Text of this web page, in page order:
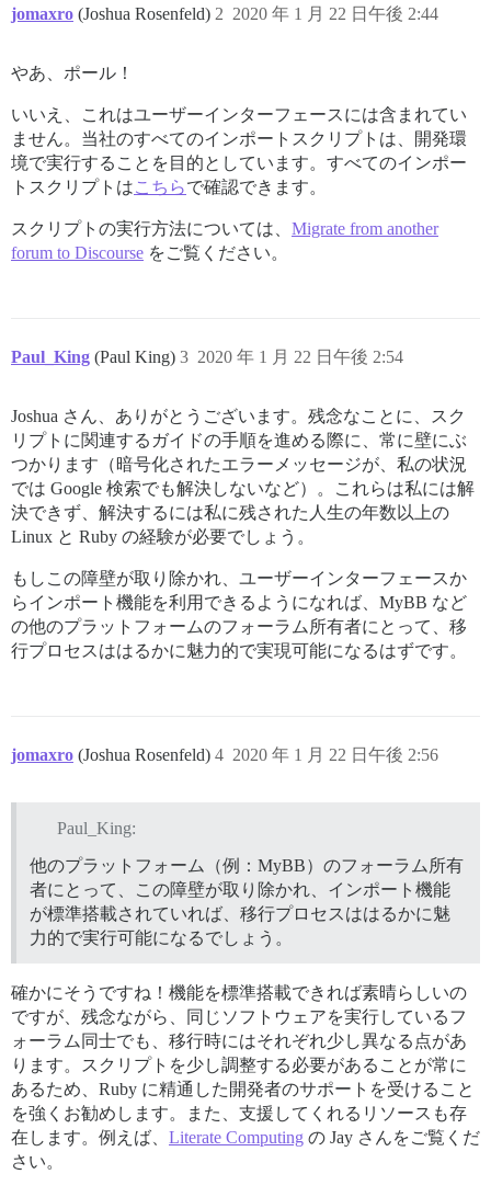
jomaxro (Joshua Rosenfeld) 2020 年 1 月 22 日午後 2:44
2
やあ、ポール！
いいえ、これはユーザーインターフェースには含まれてい
ません。当社のすべてのインポートスクリプトは、開発環
境で実行することを目的としています。すべてのインポー
トスクリプトはこちらで確認できます。
スクリプトの実行方法については、 Migrate from another
forum to Discourse をご覧ください。
Paul_King (Paul King) 2020 年 1 月 22 日午後 2:54
3
Joshua さん、ありがとうございます。残念なことに、スク
リプトに関連するガイドの手順を進める際に、常に壁にぶ
つかります（暗号化されたエラーメッセージが、私の状況
では Google 検索でも解決しないなど）。これらは私には解
決できず、解決するには私に残された人生の年数以上の
Linux と Ruby の経験が必要でしょう。
もしこの障壁が取り除かれ、ユーザーインターフェースか
らインポート機能を利用できるようになれば、MyBB など
の他のプラットフォームのフォーラム所有者にとって、移
行プロセスははるかに魅力的で実現可能になるはずです。
jomaxro (Joshua Rosenfeld) 2020 年 1 月 22 日午後 2:56
4
Paul_King:
他のプラットフォーム（例：MyBB）のフォーラム所有
者にとって、この障壁が取り除かれ、インポート機能
が標準搭載されていれば、移行プロセスははるかに魅
力的で実行可能になるでしょう。
確かにそうですね！機能を標準搭載できれば素晴らしいの
ですが、残念ながら、同じソフトウェアを実行しているフ
ォーラム同士でも、移行時にはそれぞれ少し異なる点があ
ります。スクリプトを少し調整する必要があることが常に
あるため、Ruby に精通した開発者のサポートを受けること
を強くお勧めします。また、支援してくれるリソースも存
在します。例えば、 Literate Computing の Jay さんをご覧くだ
さい。